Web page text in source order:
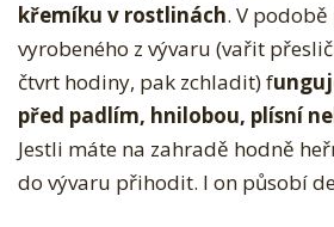
křemíku v rostlinách. V
vyrobeného z vývaru (vařit
čtvrt hodiny, pak zchladit) f
před padlím, hnilobou, plísní
Jestli máte na zahradě hodně
do vývaru přihodit. I on působí